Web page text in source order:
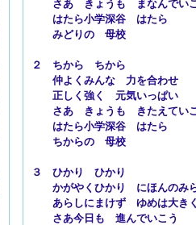
さあ きょうも まなんでい
はたら小学深谷 はたら
みどりの 母校
２ ちから ちから
仲よくみんな 力を合わせ
正しく強く 元気いっぱい
さあ きょうも きたえてい
はたら小学深谷 はたら
ちからの 母校
３ ひかり ひかり
かがやくひかり にほんのみ
あらしにまけず ゆめは大き
さあ今日も 進んでいこう